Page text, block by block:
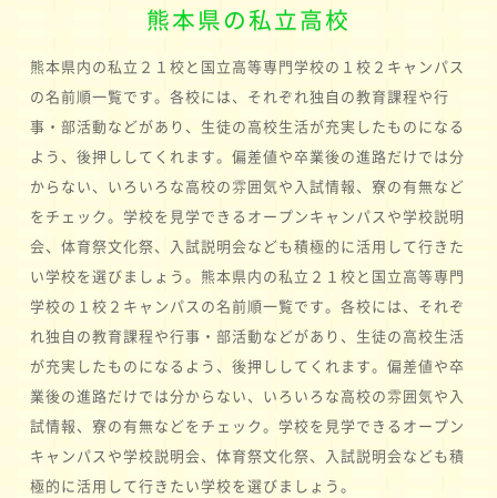
まずは体験する
facebook
熊本県の私立高校
熊本県内の私立２１校と国立高等専門学校の１校２キャンパス
の名前順一覧です。各校には、それぞれ独自の教育課程や行
事・部活動などがあり、生徒の高校生活が充実したものになる
よう、後押ししてくれます。偏差値や卒業後の進路だけでは分
からない、いろいろな高校の雰囲気や入試情報、寮の有無など
をチェック。学校を見学できるオープンキャンパスや学校説明
会、体育祭文化祭、入試説明会なども積極的に活用して行きた
い学校を選びましょう。熊本県内の私立２１校と国立高等専門
学校の１校２キャンパスの名前順一覧です。各校には、それぞ
れ独自の教育課程や行事・部活動などがあり、生徒の高校生活
が充実したものになるよう、後押ししてくれます。偏差値や卒
業後の進路だけでは分からない、いろいろな高校の雰囲気や入
試情報、寮の有無などをチェック。学校を見学できるオープン
キャンパスや学校説明会、体育祭文化祭、入試説明会なども積
極的に活用して行きたい学校を選びましょう。